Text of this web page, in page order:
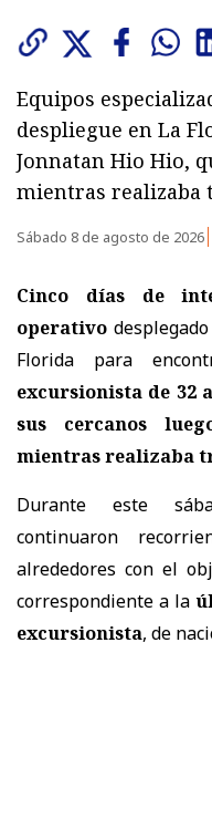
Equipos
despliegue en La
Jonnatan Hio Hio,
mientras realizaba
Sábado 8 de agosto de 2026
Cinco días de
operativo
Florida para
excursionista de 32
sus cercanos
mientras realizaba
Durante este
continuaron
alrededores con el
correspondiente a la
excursionista, de